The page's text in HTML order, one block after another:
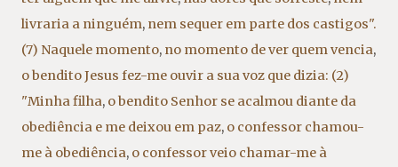
livraria a ninguém, nem sequer em parte dos castigos".
(7) Naquele momento, no momento de ver quem vencia,
o bendito Jesus fez-me ouvir a sua voz que dizia: (2)
"Minha filha, o bendito Senhor se acalmou diante da
obediência e me deixou em paz, o confessor chamou-
me à obediência, o confessor veio chamar-me à